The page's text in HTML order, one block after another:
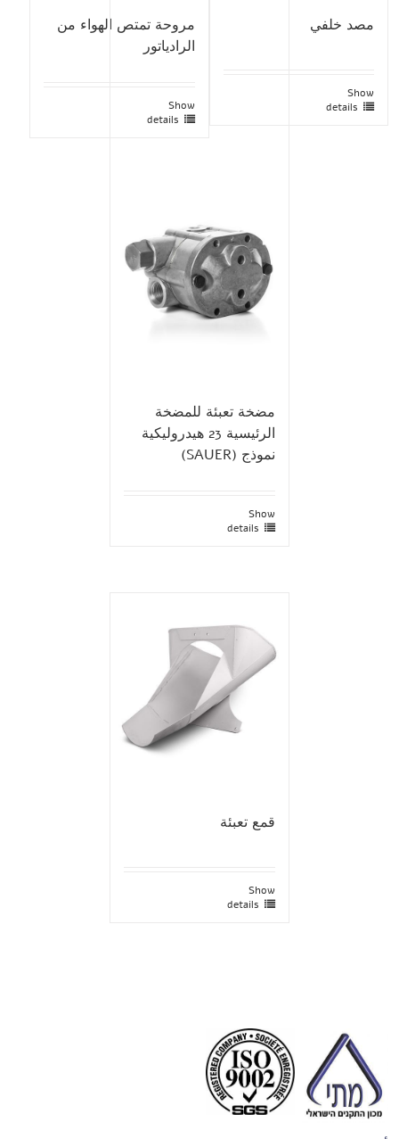
مصد خلفي
Show
details
مروحة تمتص الهواء من
الرادياتور
Show
details
مضخة تعبئة للمضخة
الرئيسية 23 هيدروليكية
نموذج (SAUER)
Show
details
قمع تعبئة
Show
details